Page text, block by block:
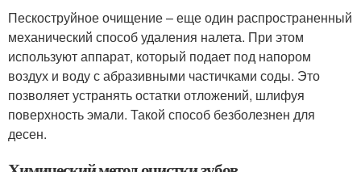
Пескоструйное очищение – еще один распространенный
механический способ удаления налета. При этом
используют аппарат, который подает под напором
воздух и воду с абразивными частичками соды. Это
позволяет устранять остатки отложений, шлифуя
поверхность эмали. Такой способ безболезнен для
десен.